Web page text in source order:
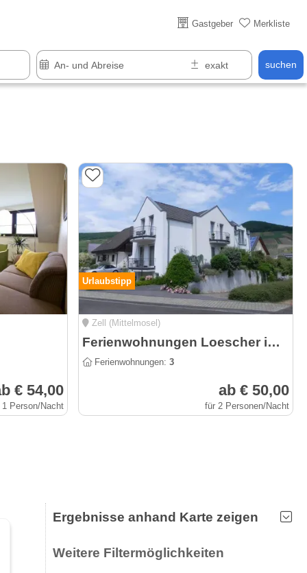
Gastgeber Merkliste
suchen
Über 25 Jahre online
€ 54,00
1 Person/Nacht
Urlaubstipp
Zell (Mittelmosel)
Ferienwohnungen Loescher in Zell-Kaimt an der Mosel
Ferienwohnungen: 3
ab € 50,00
für 2 Personen/Nacht
Ergebnisse anhand Karte zeigen
Weitere Filtermöglichkeiten